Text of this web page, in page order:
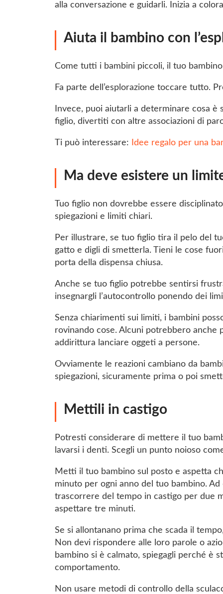
alla conversazione e guidarli. Inizia a
Aiuta il bambino con
Come tutti i bambini piccoli, il tuo
Fa parte dell’esplorazione toccare tutto.
Invece, puoi aiutarli a determinare cosa
figlio, divertiti con altre associazioni di
Ti può interessare: Idee regalo per una
Ma deve esistere un
Tuo figlio non dovrebbe essere
spiegazioni e limiti chiari.
Per illustrare, se tuo figlio tira il pelo del
gatto e digli di smetterla. Tieni le cose
porta della dispensa chiusa.
Anche se tuo figlio potrebbe sentirsi
insegnargli l’autocontrollo ponendo dei
Senza chiarimenti sui limiti, i bambini
rovinando cose. Alcuni potrebbero anche
addirittura lanciare oggeti a persone.
Ovviamente le reazioni cambiano da
spiegazioni, sicuramente prima o poi
Mettili in castigo
Potresti considerare di mettere il tuo
lavarsi i denti. Scegli un punto noioso
Metti il tuo bambino sul posto e aspetta
minuto per ogni anno del tuo bambino.
trascorrere del tempo in castigo per due
aspettare tre minuti.
Se si allontanano prima che scada il
Non devi rispondere alle loro parole o
bambino si è calmato, spiegagli perché è
comportamento.
Non usare metodi di controllo della